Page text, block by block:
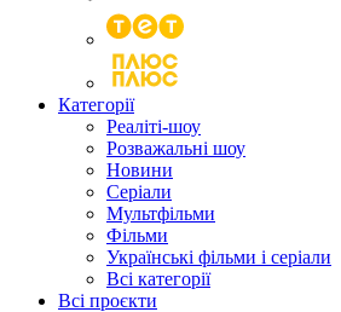
Категорії
Реаліті-шоу
Розважальні шоу
Новини
Серіали
Мультфільми
Фільми
Українські фільми і серіали
Всі категорії
Всі проєкти